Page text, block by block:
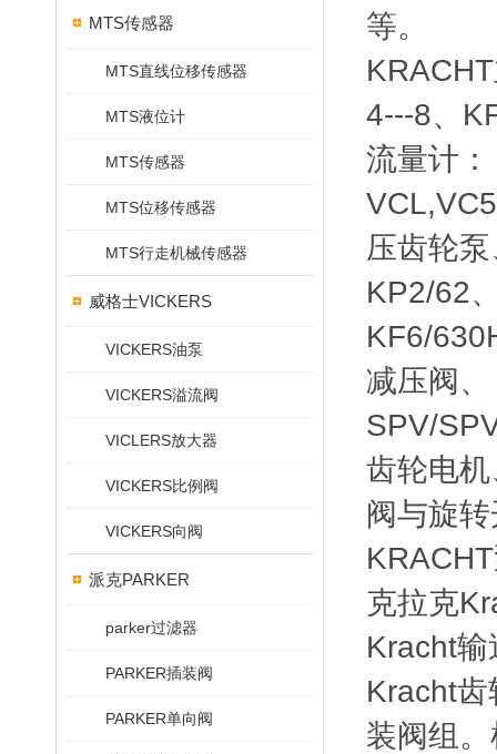
MTS传感器
MTS直线位移传感器
MTS液位计
MTS传感器
MTS位移传感器
MTS行走机械传感器
威格士VICKERS
VICKERS油泵
VICKERS溢流阀
VICLERS放大器
VICKERS比例阀
VICKERS向阀
派克PARKER
parker过滤器
PARKER插装阀
PARKER单向阀
等。
4---8、
流量计
压齿轮
KP2/62
KF6/
减压阀
SPV/
齿轮电
阀与旋
克拉克
Kracht
Kracht
装阀组